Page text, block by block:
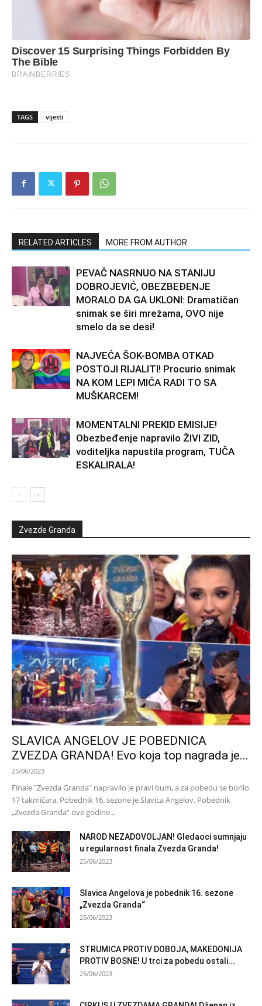
TAGS vijesti
RELATED ARTICLES MORE FROM AUTHOR
PEVAČ NASRNUO NA STANIJU
DOBROJEVIĆ, OBEZBEĐENJE
MORALO DA GA UKLONI: Dramatičan
snimak se širi mrežama, OVO nije
smelo da se desi!
NAJVEĆA ŠOK-BOMBA OTKAD
POSTOJI RIJALITI! Procurio snimak
NA KOM LEPI MIĆA RADI TO SA
MUŠKARCEM!
MOMENTALNI PREKID EMISIJE!
Obezbeđenje napravilo ŽIVI ZID,
voditeljka napustila program, TUČA
ESKALIRALA!
Zvezde Granda
SLAVICA ANGELOV JE POBEDNICA
ZVEZDA GRANDA! Evo koja top nagrada je...
25/06/2023
Finale "Zvezda Granda" napravilo je pravi bum, a za pobedu se borilo
17 takmičara. Pobednik 16. sezone je Slavica Angelov. Pobednik
„Zvezda Granda“ ove godine...
NAROD NEZADOVOLJAN! Gledaoci sumnjaju
u regularnost finala Zvezda Granda!
25/06/2023
Slavica Angelova je pobednik 16. sezone
„Zvezda Granda“
25/06/2023
STRUMICA PROTIV DOBOJA, MAKEDONIJA
PROTIV BOSNE! U trci za pobedu ostali...
25/06/2023